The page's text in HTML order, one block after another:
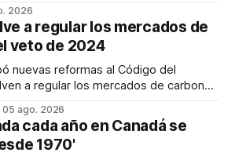
2026
a regular los mercados de
veto de 2024
nuevas reformas al Código del
a regular los mercados de carbono,
05 ago. 2026
cada año en Canadá se
1970'